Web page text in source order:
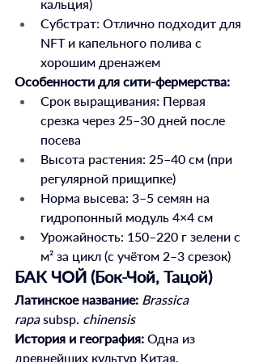
кальция)
Субстрат: Отлично подходит для
NFT и капельного полива с
хорошим дренажем
Особенности для сити-фермерства:
Срок выращивания: Первая
срезка через 25–30 дней после
посева
Высота растения: 25–40 см (при
регулярной прищипке)
Норма высева: 3–5 семян на
гидропонный модуль 4×4 см
Урожайность: 150–220 г зелени с
м² за цикл (с учётом 2–3 срезок)
БАК ЧОЙ (Бок-Чой, Тацой)
Латинское название: Brassica
rapa subsp. chinensis
История и география: Одна из
древнейших культур Китая,